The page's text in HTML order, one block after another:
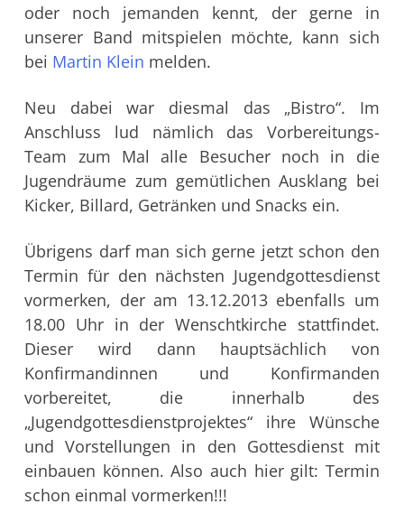
oder noch jemanden kennt, der gerne in
unserer Band mitspielen möchte, kann sich
bei Martin Klein melden.
Neu dabei war diesmal das „Bistro“. Im
Anschluss lud nämlich das Vorbereitungs-
Team zum Mal alle Besucher noch in die
Jugendräume zum gemütlichen Ausklang bei
Kicker, Billard, Getränken und Snacks ein.
Übrigens darf man sich gerne jetzt schon den
Termin für den nächsten Jugendgottesdienst
vormerken, der am 13.12.2013 ebenfalls um
18.00 Uhr in der Wenschtkirche stattfindet.
Dieser wird dann hauptsächlich von
Konfirmandinnen und Konfirmanden
vorbereitet, die innerhalb des
„Jugendgottesdienstprojektes“ ihre Wünsche
und Vorstellungen in den Gottesdienst mit
einbauen können. Also auch hier gilt: Termin
schon einmal vormerken!!!